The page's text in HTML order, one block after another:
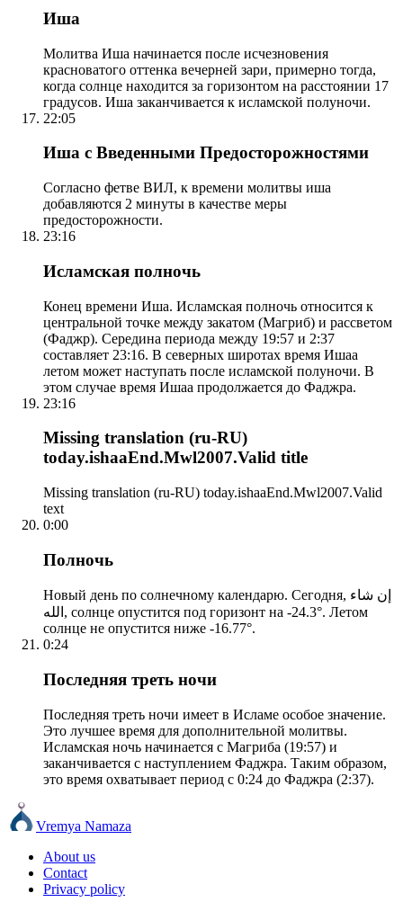
Иша
Молитва Иша начинается после исчезновения
красноватого оттенка вечерней зари, примерно тогда,
когда солнце находится за горизонтом на расстоянии 17
градусов. Иша заканчивается к исламской полуночи.
22:05
Иша с Введенными Предосторожностями
Согласно фетве ВИЛ, к времени молитвы иша
добавляются 2 минуты в качестве меры
предосторожности.
23:16
Исламская полночь
Конец времени Иша. Исламская полночь относится к
центральной точке между закатом (Магриб) и рассветом
(Фаджр). Середина периода между 19:57 и 2:37
составляет 23:16. В северных широтах время Ишаа
летом может наступать после исламской полуночи. В
этом случае время Ишаа продолжается до Фаджра.
23:16
Missing translation (ru-RU)
today.ishaaEnd.Mwl2007.Valid title
Missing translation (ru-RU) today.ishaaEnd.Mwl2007.Valid
text
0:00
Полночь
Новый день по солнечному календарю. Сегодня, إن شاء
الله, солнце опустится под горизонт на -24.3°. Летом
солнце не опустится ниже -16.77°.
0:24
Последняя треть ночи
Последняя треть ночи имеет в Исламе особое значение.
Это лучшее время для дополнительной молитвы.
Исламская ночь начинается с Магриба (19:57) и
заканчивается с наступлением Фаджра. Таким образом,
это время охватывает период с 0:24 до Фаджра (2:37).
Vremya Namaza
About us
Contact
Privacy policy